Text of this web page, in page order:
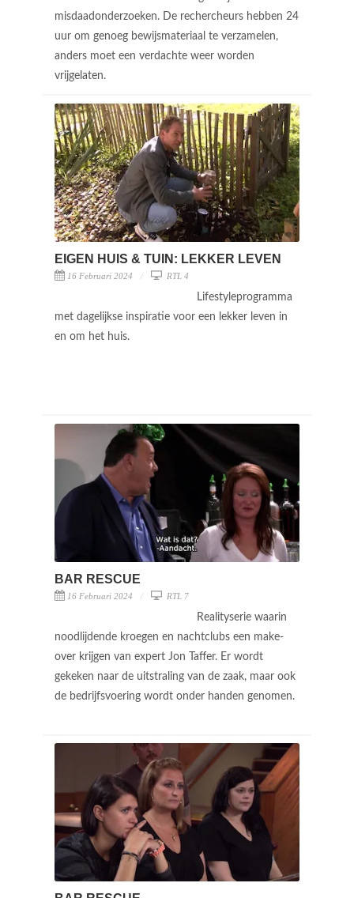
misdaadonderzoeken. De rechercheurs hebben 24
uur om genoeg bewijsmateriaal te verzamelen,
anders moet een verdachte weer worden
vrijgelaten.
EIGEN HUIS & TUIN: LEKKER LEVEN
16 Februari 2024 RTL 4
Lifestyleprogramma
met dagelijkse inspiratie voor een lekker leven in
en om het huis.
BAR RESCUE
16 Februari 2024 RTL 7
Realityserie waarin
noodlijdende kroegen en nachtclubs een make-
over krijgen van expert Jon Taffer. Er wordt
gekeken naar de uitstraling van de zaak, maar ook
de bedrijfsvoering wordt onder handen genomen.